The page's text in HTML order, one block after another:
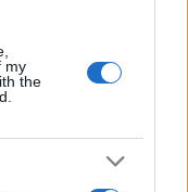
my
the
ισχύουν